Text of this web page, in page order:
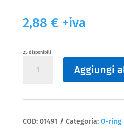
2,88 € +iva
25 disponibili
Aggiungi
COD: 01491 Categoria: O-ring